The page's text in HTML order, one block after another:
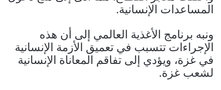
المساعدات الإنسانية.
ونبه برنامج الأغذية العالمي إلى أن هذه
الإجراءات تتسبب في تعميق الأزمة الإنسانية
في غزة، ويؤدي إلى تفاقم المعاناة الإنسانية
لشعب غزة.